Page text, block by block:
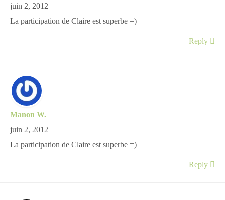
juin 2, 2012
La participation de Claire est superbe =)
Reply
Manon W.
juin 2, 2012
La participation de Claire est superbe =)
Reply